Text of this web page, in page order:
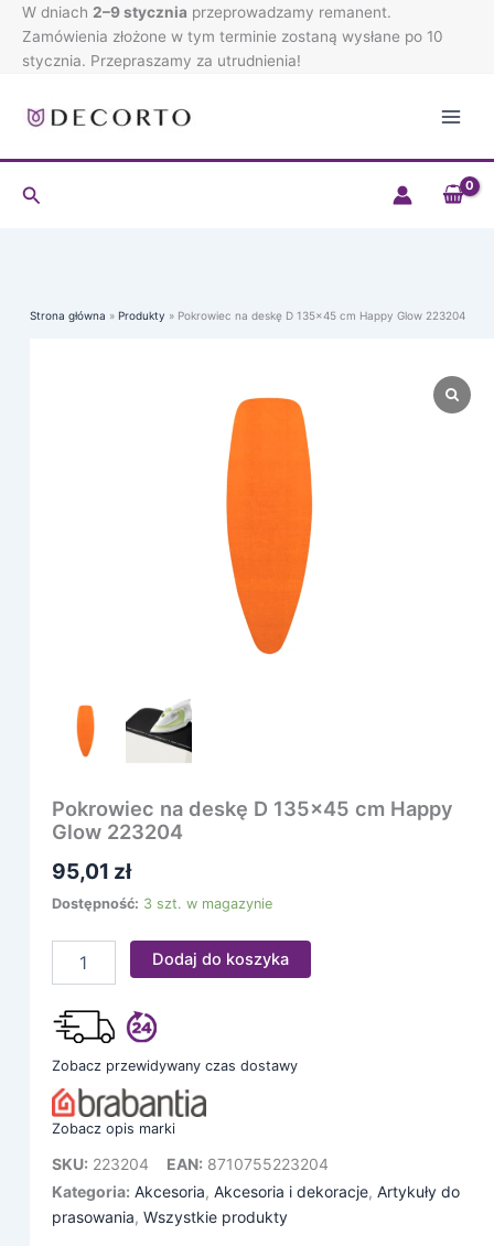
Przejdź
treści
W dniach 2–9 stycznia przeprowadzamy remanent.
Zamówienia złożone w tym terminie zostaną wysłane po 10
stycznia. Przepraszamy za utrudnienia!
Szukaj
Strona główna Produkty Pokrowiec na deskę D 135×45 cm Happy Glow 223204
Pokrowiec na deskę D 135×45 cm Happy
Glow 223204
95,01 zł
Dostępność: 3 szt. w magazynie
Dodaj do koszyka
Zobacz przewidywany czas dostawy
Zobacz opis marki
SKU: 223204 EAN: 8710755223204
Kategoria: Akcesoria, Akcesoria i dekoracje, Artykuły do
prasowania, Wszystkie produkty
deskę
D
135x45
cm
Glow